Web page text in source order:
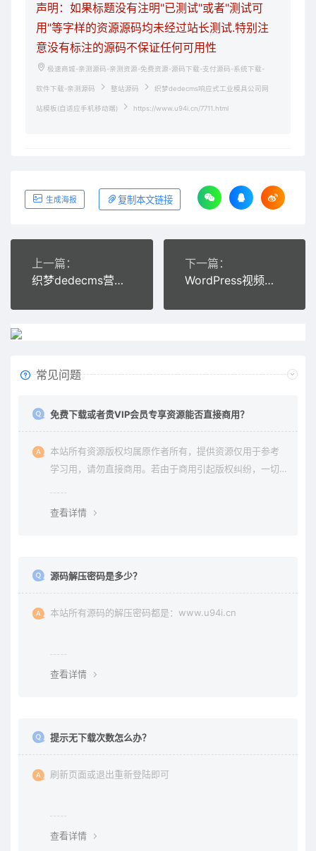
声明：如果标题没有注明"已测试"或者"测试可
用"等字样的资源源码均未经过站长测试.特别注
意没有标注的源码不保证任何可用性
极速商城-亲测源码-亲测资源-免费资源-源码下载-支付源码-系统下载-
软件下载-亲测源码 整站源码 织梦dedecms响应式工业模具公司网
站模板(自适应手机移动端) https://www.u94i.cn/7711.html
生成海报 复制本文链接
上一篇：
织梦dedecms营销型体育器材体育培训班网站模板(带手机移动端)
下一篇：
WordPress视频主题Qinmei2.0
常见问题
免费下载或者贵VIP会员专享资源能否直接商用？
本站所有资源版权均属原作者所有，提供资源仅用于参考
学习用，请勿直接商用。若由于商用引起版权纠纷，一切
查看详情
源码解压密码是多少？
本站所有源码的解压密码都是：www.u94i.cn
查看详情
提示无下载次数怎么办？
刷新页面或退出重新登陆即可
查看详情